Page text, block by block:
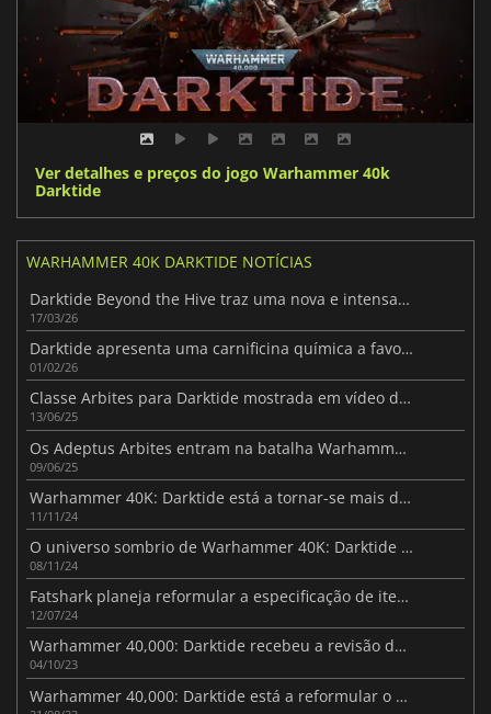
Ver detalhes e preços do jogo Warhammer 40k
Darktide
WARHAMMER 40K DARKTIDE NOTÍCIAS
Darktide Beyond the Hive traz uma nova e intensa ação de sobrevivência
17/03/26
Darktide apresenta uma carnificina química a favor do Cartel
01/02/26
Classe Arbites para Darktide mostrada em vídeo de jogo alargado
13/06/25
Os Adeptus Arbites entram na batalha Warhammer 40K: Darktide
09/06/25
Warhammer 40K: Darktide está a tornar-se mais difícil do que nunca
11/11/24
O universo sombrio de Warhammer 40K: Darktide vai chegar à PS5 no próximo mês
08/11/24
Fatshark planeja reformular a especificação de itens de Darktide
12/07/24
Warhammer 40,000: Darktide recebeu a revisão de que precisava
04/10/23
Warhammer 40,000: Darktide está a reformular o seu sistema de progressão